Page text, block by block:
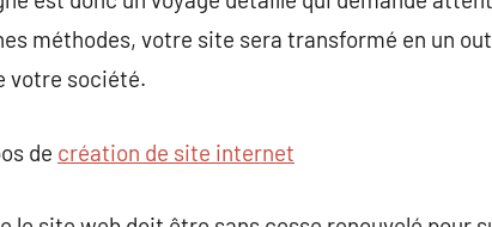
méthodes, votre site sera transformé en un
votre société.
de création de site internet